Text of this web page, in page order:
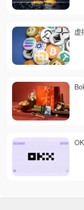
虚